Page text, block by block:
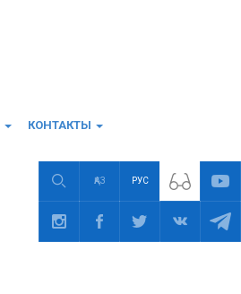
КОНТАКТЫ
ҚАЗ РУС